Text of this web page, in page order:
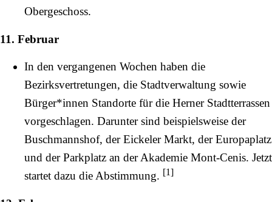
Obergeschoss.
11. Februar
In den vergangenen Wochen haben die
Bezirksvertretungen, die Stadtverwaltung sowie
Bürger*innen Standorte für die Herner Stadtterrassen
vorgeschlagen. Darunter sind beispielsweise der
Buschmannshof, der Eickeler Markt, der Europaplatz
und der Parkplatz an der Akademie Mont-Cenis. Jetzt
startet dazu die Abstimmung. [1]